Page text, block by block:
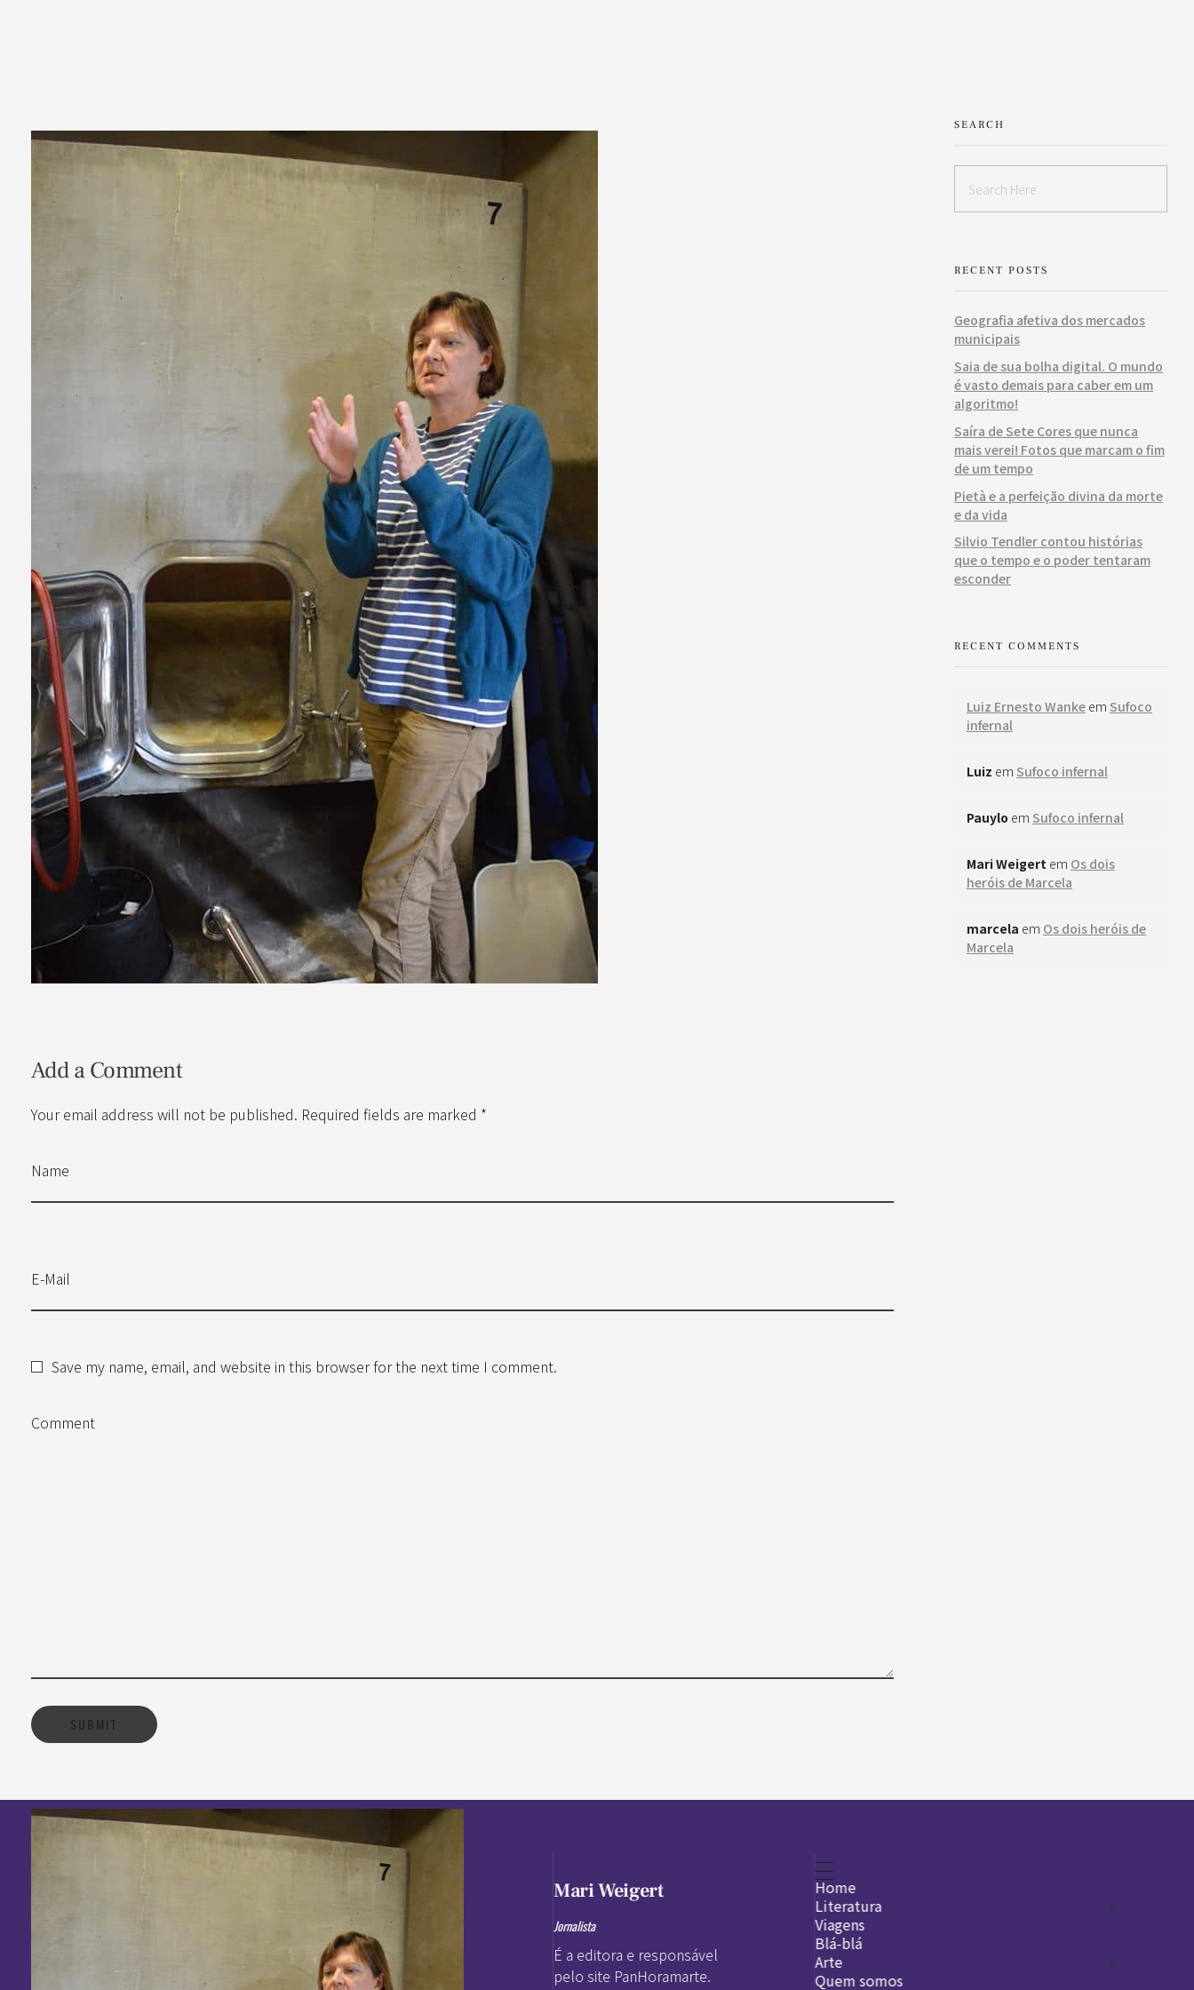
Add a Comment
Your email address will not be published. Required fields are marked *
Name
E-Mail
Save my name, email, and website in this browser for the next time I comment.
Comment
SEARCH
RECENT POSTS
Geografia afetiva dos mercados
municipais
Saia de sua bolha digital. O mundo
é vasto demais para caber em um
algoritmo!
Saíra de Sete Cores que nunca
mais verei! Fotos que marcam o fim
de um tempo
Pietà e a perfeição divina da morte
e da vida
Silvio Tendler contou histórias
que o tempo e o poder tentaram
esconder
RECENT COMMENTS
Luiz Ernesto Wanke em Sufoco
infernal
Luiz em Sufoco infernal
Pauylo em Sufoco infernal
Mari Weigert em Os dois
heróis de Marcela
marcela em Os dois heróis de
Marcela
Mari Weigert
Jornalista
É a editora e responsável
pelo site PanHoramarte.
Home
Literatura
Legado
Viagens
Blá-blá
Arte
O que é arte
Quem somos